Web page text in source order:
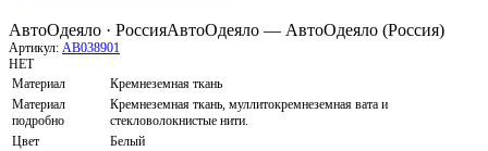
АвтоОдеяло · РоссияАвтоОдеяло — АвтоОдеяло (Россия)
Артикул: AB038901
НЕТ
Материал
Кремнеземная ткань
Материал
подробно
Кремнеземная ткань, муллитокремнеземная вата и
стекловолокнистые нити.
Цвет
Белый